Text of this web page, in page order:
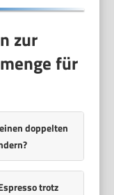
zur
für
doppelten
trotz